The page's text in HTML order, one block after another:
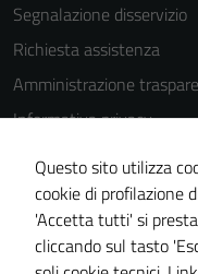
Segnalazione disservizio
Richiesta assistenza
Amministrazione
Informativa privacy
Cookie Policy
Note legali
Dichiarazione di
Piano di miglioramento
Questo sito utilizza
cookie di profilazione
'Accetta tutti' si
cliccando sul tasto